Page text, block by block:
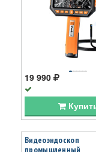
19 990
Видеоэндоскоп
промышленный